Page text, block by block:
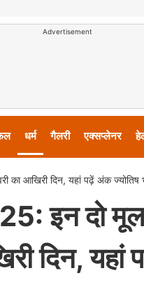
Advertisement
धर्म गैलरी एक्सप्लेनर
आखिरी दिन, यहां पढ़ें अंक ज्योतिष
इन दो
दिन,